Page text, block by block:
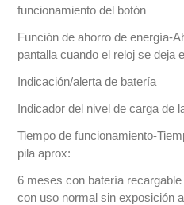
funcionamiento del botón
Función de ahorro de energía-
pantalla cuando el reloj se deja
Indicación/alerta de batería
Indicador del nivel de carga de
Tiempo de funcionamiento-
pila aprox:
6 meses con batería
con uso normal sin exposición